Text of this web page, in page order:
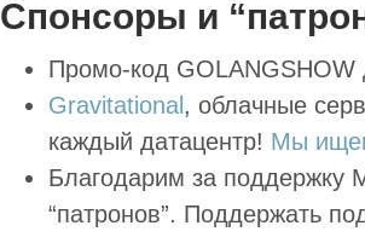
Спонсоры и
Промо-код GOLANGSHOW
Gravitational , облачные
каждый датацентр! Мы
Благодарим за поддержку
“патронов”. Поддержать